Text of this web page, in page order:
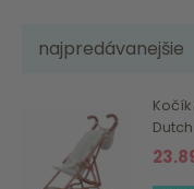
najpredávanejšie
Dutch